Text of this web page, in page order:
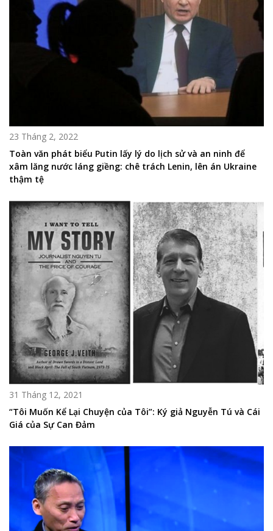
23 Tháng 2, 2022
Toàn văn phát biểu Putin lấy lý do lịch sử và an ninh để
xâm lăng nước láng giềng: chê trách Lenin, lên án Ukraine
thậm tệ
31 Tháng 12, 2021
“Tôi Muốn Kể Lại Chuyện của Tôi”: Ký giả Nguyễn Tú và Cái
Giá của Sự Can Đảm